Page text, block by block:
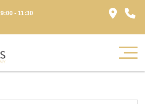
9:00 - 11:30